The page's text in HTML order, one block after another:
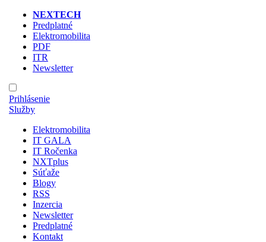
NEXTECH
Predplatné
Elektromobilita
PDF
ITR
Newsletter
Prihlásenie
Služby
Elektromobilita
IT GALA
IT Ročenka
NXTplus
Súťaže
Blogy
RSS
Inzercia
Newsletter
Predplatné
Kontakt